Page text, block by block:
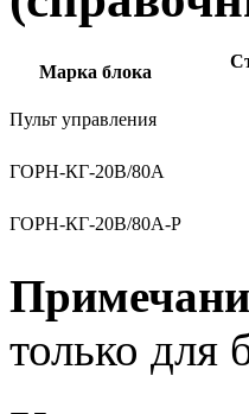
Марка блока
Пульт управления
ГОРН-КГ-20В/80А
ГОРН-КГ-20В/80А-Р
только для